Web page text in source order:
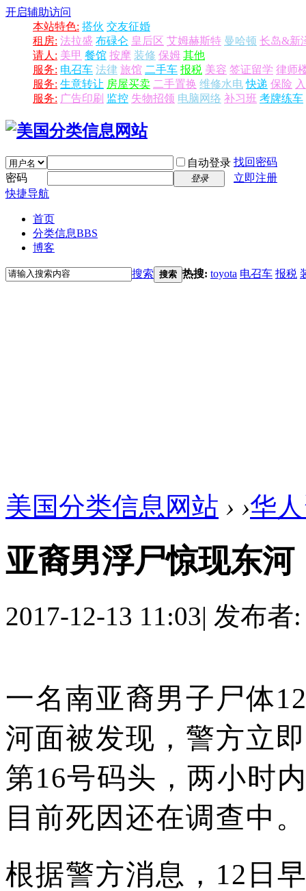
开启辅助访问
本站特色: 搭伙 交友征婚
租房: 法拉盛 布碌仑 皇后区 艾姆赫斯特 曼哈顿 长岛&新
请人: 美甲 餐馆 按摩 装修 保姆 其他
服务: 电召车 法律 旅馆 二手车 报税 美容 签证留学 律师
服务: 生意转让 房屋买卖 二手置换 维修水电 快递 保险
服务: 广告印刷 监控 失物招领 电脑网络 补习班 考牌练车
自动登录 找回密码
密码
登录
立即注册
快捷导航
首页
分类信息BBS
博客
搜索 搜索 热搜: toyota 电召车 报税
美国分类信息网站 › ›华
亚裔男浮尸惊现东河
2017-12-13 11:03| 发布者
一名南亚裔男子尸体
河面被发现，警方立
第16号码头，两小时
目前死因还在调查中。
根据警方消息，12日